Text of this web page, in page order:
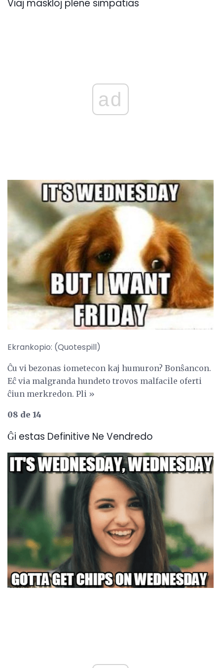
Viaj maskloj plene simpatias
ad
Ekrankopio: (Quotespill)
Ĉu vi bezonas iometecon kaj humuron? Bonŝancon.
Eĉ via malgranda hundeto trovos malfacile oferti
ĉiun merkredon. Pli »
08 de 14
Ĝi estas Definitive Ne Vendredo